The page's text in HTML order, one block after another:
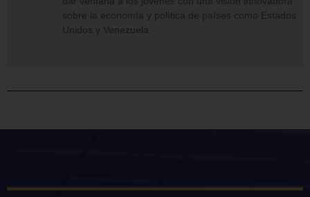
sobre la economía y política de países como Estados
Unidos y Venezuela.